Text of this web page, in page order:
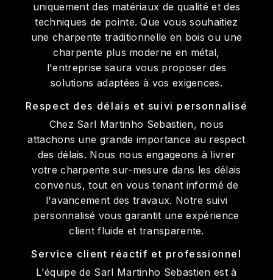
uniquement des matériaux de qualité et des
techniques de pointe. Que vous souhaitiez
une charpente traditionnelle en bois ou une
charpente plus moderne en métal,
l'entreprise saura vous proposer des
solutions adaptées à vos exigences.
Respect des délais et suivi personnalisé
Chez Sarl Martinho Sebastien, nous
attachons une grande importance au respect
des délais. Nous nous engageons à livrer
votre charpente sur-mesure dans les délais
convenus, tout en vous tenant informé de
l'avancement des travaux. Notre suivi
personnalisé vous garantit une expérience
client fluide et transparente.
Service client réactif et professionnel
L'équipe de Sarl Martinho Sebastien est à